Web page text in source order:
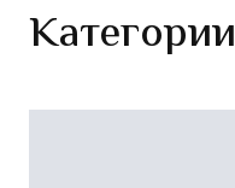
Категории